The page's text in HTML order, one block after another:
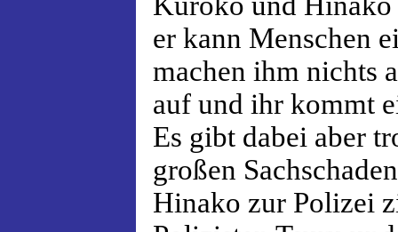
er kann Menschen
machen ihm nichts
auf und ihr kommt
Es gibt dabei aber
großen
Hinako zur Polizei